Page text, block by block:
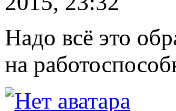
Надо всё это
на